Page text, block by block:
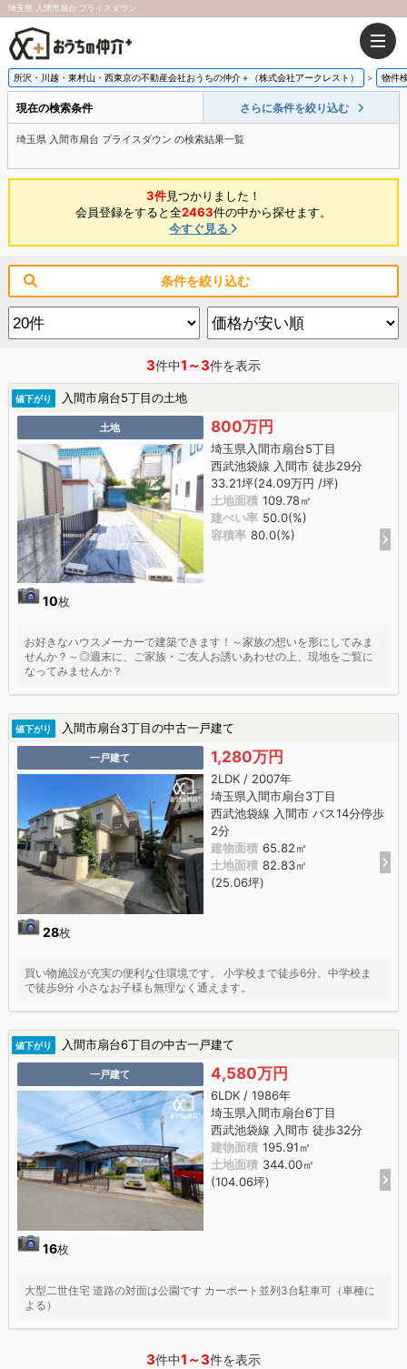
埼玉県 入間市扇台 プライスダウン
所沢・川越・東村山・西東京の不動産会社おうちの仲介＋（株式会社アークレスト） 物件
現在の検索条件 さらに条件を絞り込む
埼玉県 入間市扇台 プライスダウン の検索結果一覧
3件見つかりました！
会員登録をすると全2463件の中から探せます。
今すぐ見る
条件を絞り込む
3件中1～3件を表示
値下がり 入間市扇台5丁目の土地
土地
10枚
800万円
埼玉県入間市扇台5丁目
西武池袋線 入間市 徒歩29分
33.21坪(24.09万円 /坪)
土地面積 109.78㎡
建ぺい率 50.0(%)
容積率 80.0(%)
お好きなハウスメーカーで建築できます！～家族の想いを形にしてみま
せんか？～◎週末に、ご家族・ご友人お誘いあわせの上、現地をご覧に
なってみませんか？
値下がり 入間市扇台3丁目の中古一戸建て
一戸建て
28枚
1,280万円
2LDK / 2007年
埼玉県入間市扇台3丁目
西武池袋線 入間市 バス14分停歩
2分
建物面積 65.82㎡
土地面積 82.83㎡
(25.06坪)
買い物施設が充実の便利な住環境です。 小学校まで徒歩6分、中学校ま
で徒歩9分 小さなお子様も無理なく通えます。
値下がり 入間市扇台6丁目の中古一戸建て
一戸建て
16枚
4,580万円
6LDK / 1986年
埼玉県入間市扇台6丁目
西武池袋線 入間市 徒歩32分
建物面積 195.91㎡
土地面積 344.00㎡
(104.06坪)
大型二世住宅 道路の対面は公園です カーポート並列3台駐車可（車種に
よる）
3件中1～3件を表示